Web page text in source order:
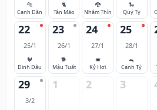
🐅
Canh Dần
🐈
Tân Mão
🐉
Nhâm Thìn
🐍
Quý Tỵ
22
25/1
🐓
Đinh Dậu
23
26/1
🐕
Mậu Tuất
24
27/1
🐖
Kỷ Hợi
25
28/1
🐀
Canh Tý
29
3/2
1 2 3